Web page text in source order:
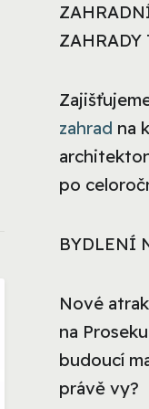
ZAHRADY
zahrad na
po
BYDLENÍ
Nové
na
budoucí
právě vy?